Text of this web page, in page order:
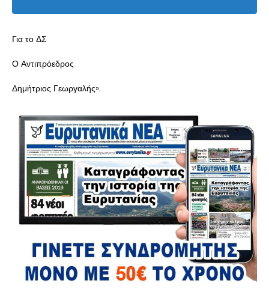
Για το ΔΣ
Ο Αντιπρόεδρος
Δημήτριος Γεωργαλής».